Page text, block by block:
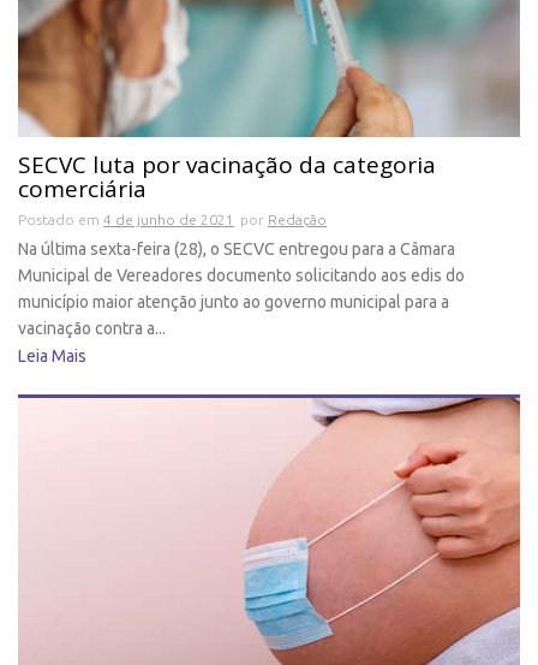
SECVC luta por vacinação da categoria
comerciária
Postado em 4 de junho de 2021 por Redação
Na última sexta-feira (28), o SECVC entregou para a Câmara
Municipal de Vereadores documento solicitando aos edis do
município maior atenção junto ao governo municipal para a
vacinação contra a...
Leia Mais